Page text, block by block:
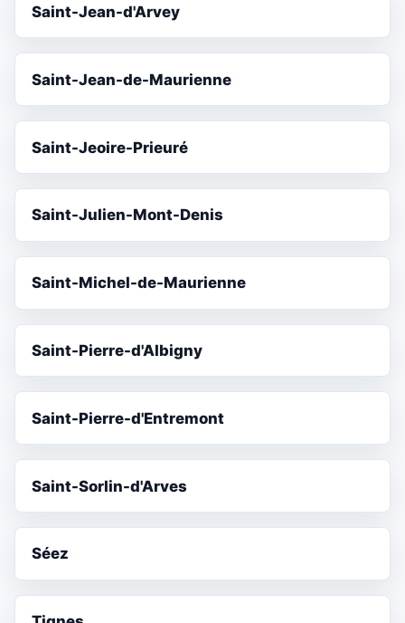
Saint-Jean-d'Arvey
Saint-Jean-de-Maurienne
Saint-Jeoire-Prieuré
Saint-Julien-Mont-Denis
Saint-Michel-de-Maurienne
Saint-Pierre-d'Albigny
Saint-Pierre-d'Entremont
Saint-Sorlin-d'Arves
Séez